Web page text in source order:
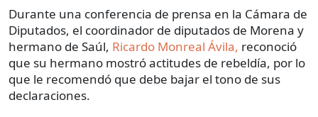
Durante una conferencia de prensa en la Cámara de
Diputados, el coordinador de diputados de Morena y
hermano de Saúl, Ricardo Monreal Ávila, reconoció
que su hermano mostró actitudes de rebeldía, por lo
que le recomendó que debe bajar el tono de sus
declaraciones.